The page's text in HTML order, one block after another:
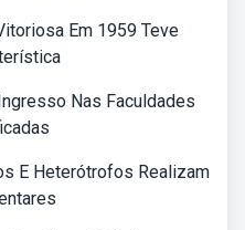
Em 1959 Teve
Nas Faculdades
E Heterótrofos Realizam